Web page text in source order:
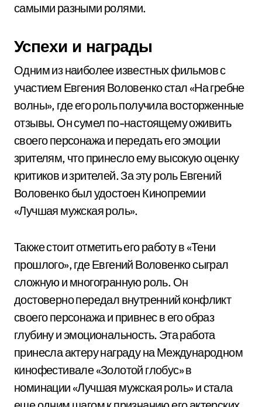
самыми разными ролями.
Успехи и награды
Одним из наиболее известных фильмов с
участием Евгения Воловенко стал «На гребне
волны», где его роль получила восторженные
отзывы. Он сумел по-настоящему оживить
своего персонажа и передать его эмоции
зрителям, что принесло ему высокую оценку
критиков и зрителей. За эту роль Евгений
Воловенко был удостоен Кинопремии
«Лучшая мужская роль».
Также стоит отметить его работу в «Тени
прошлого», где Евгений Воловенко сыграл
сложную и многогранную роль. Он
достоверно передал внутренний конфликт
своего персонажа и привнес в его образ
глубину и эмоциональность. Эта работа
принесла актеру награду на Международном
кинофестивале «Золотой глобус» в
номинации «Лучшая мужская роль» и стала